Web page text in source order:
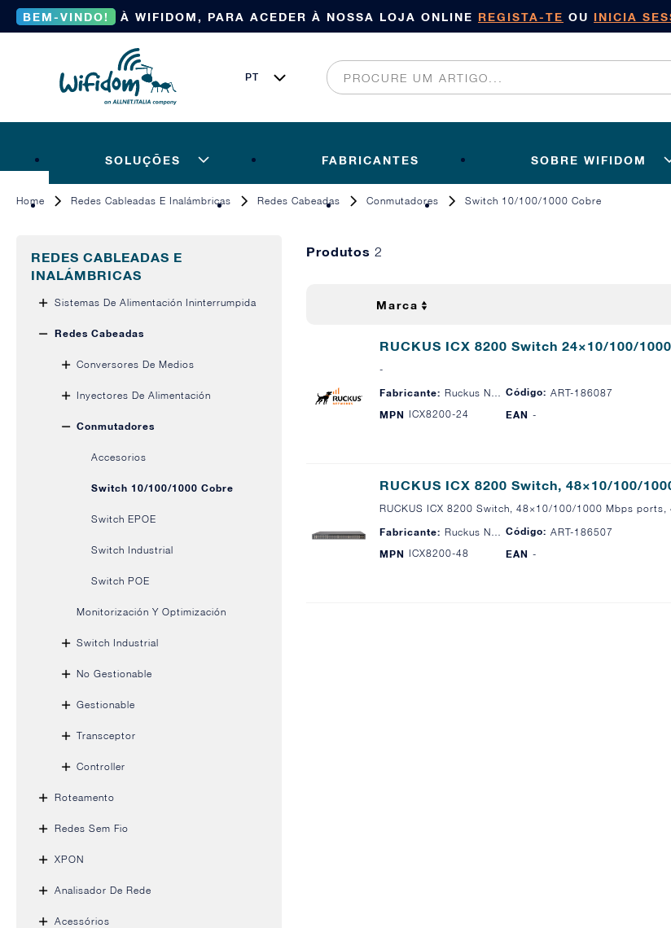
BEM-VINDO! À WIFIDOM, PARA ACEDER À NOSSA LOJA ONLINE REGISTA-TE OU INICIA
SOLUÇÕES FABRICANTES SOBRE WIFIDOM
Home Redes Cableadas E Inalámbricas Redes Cabeadas Conmutadores Switch 10/100/1000 Cobre
REDES CABLEADAS E
INALÁMBRICAS
Sistemas De Alimentación Ininterrumpida
Redes Cabeadas
Conversores De Medios
Inyectores De Alimentación
Conmutadores
Accesorios
Switch 10/100/1000 Cobre
Switch EPOE
Switch Industrial
Switch POE
Monitorización Y Optimización
Switch Industrial
No Gestionable
Gestionable
Transceptor
Controller
Roteamento
Redes Sem Fio
XPON
Analisador De Rede
Acessórios
Produtos 2
Marca
RUCKUS ICX 8200 Switch 24×10/100/
-
Fabricante:
Código: ART-186087
MPN ICX8200-24 EAN -
RUCKUS ICX 8200 Switch, 48×10/100/
RUCKUS ICX 8200 Switch, 48×10/100/1000 Mbps
Fabricante:
Código: ART-186507
MPN ICX8200-48 EAN -